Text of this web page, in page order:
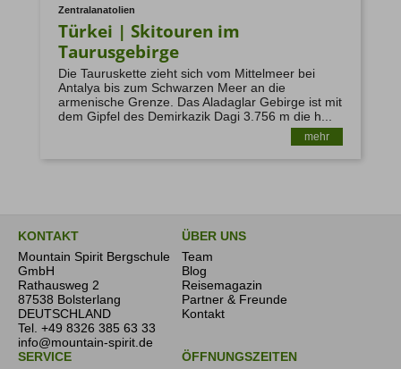
Zentralanatolien
Türkei | Skitouren im
Taurusgebirge
Die Tauruskette zieht sich vom Mittelmeer bei
Antalya bis zum Schwarzen Meer an die
armenische Grenze. Das Aladaglar Gebirge ist mit
dem Gipfel des Demirkazik Dagi 3.756 m die h...
mehr
KONTAKT
Mountain Spirit Bergschule
GmbH
Rathausweg 2
87538 Bolsterlang
DEUTSCHLAND
Tel. +49 8326 385 63 33
info@mountain-spirit.de
ÜBER UNS
Team
Blog
Reisemagazin
Partner & Freunde
Kontakt
SERVICE
ÖFFNUNGSZEITEN